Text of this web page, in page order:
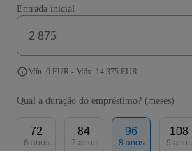
Entrada inicial
Mín. 0 EUR - Máx. 14 375 EUR
Qual a duração do empréstimo? (meses)
72
6 anos
84
7 anos
96
8 anos
108
9 anos